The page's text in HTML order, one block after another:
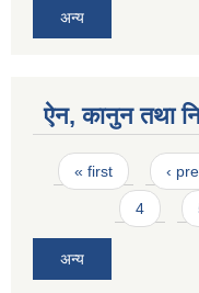
अन्य
ऐन, कानुन तथा
Pages
« first ‹
4
अन्य